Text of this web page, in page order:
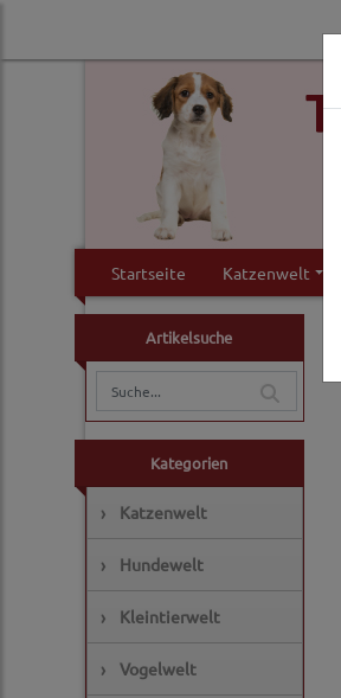
Startseite Katzenwelt
Artikelsuche
Kategorien
› Katzenwelt
› Hundewelt
› Kleintierwelt
› Vogelwelt